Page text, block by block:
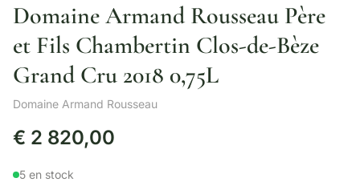
Domaine Armand Rousseau Père
et Fils Chambertin Clos-de-Bèze
Grand Cru 2018 0,75L
Domaine Armand Rousseau
€ 2 820,00
5 en stock